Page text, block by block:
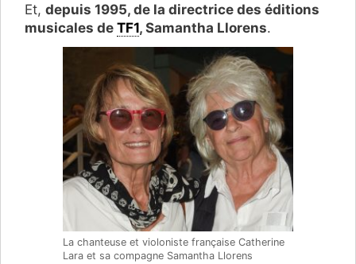
Et, depuis 1995, de la directrice des éditions
musicales de TF1, Samantha Llorens.
La chanteuse et violoniste française Catherine
Lara et sa compagne Samantha Llorens